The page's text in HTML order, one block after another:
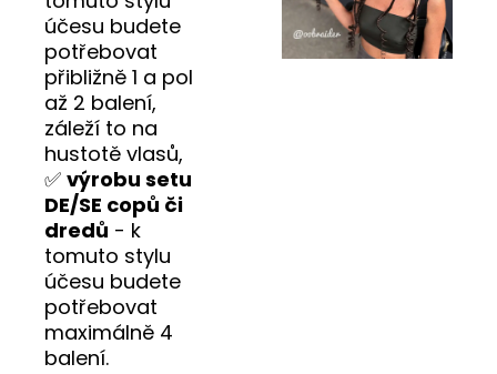
účesu budete
potřebovat
přibližně 1 a pol
až 2 balení,
záleží to na
hustotě vlasů,
✅ výrobu setu
DE/SE copů či
dredů - k
tomuto stylu
účesu budete
potřebovat
maximálně 4
balení.